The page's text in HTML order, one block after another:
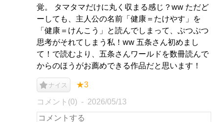
覚。 タマタマだけに丸く収まる感じ？ww ただど
ーしても、主人公の名前「健康＝たけやす」を
「健康＝けんこう」と読んでしまって、ぷつぷつ
思考がそれてしまう私！ww 五条さん初めまし
て！で読むより、五条さんワールドを数冊読んで
からのほうがお薦めできる作品だと思います！
ナイス ★3
コメント(0) 2026/05/13